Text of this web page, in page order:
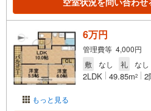
もっと見る
6万円
管理費等 4,000円
敷
なし 礼 なし
2LDK 49.85m2 2